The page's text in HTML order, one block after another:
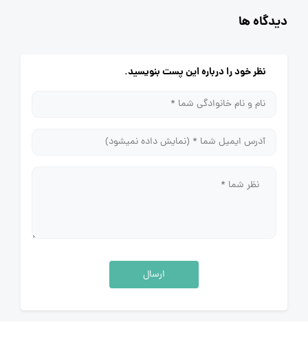
دیدگاه ها
نظر خود را درباره این پست بنویسید.
ارسال